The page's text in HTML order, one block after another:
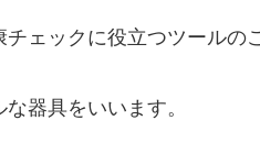
チェックに役立つツールの
器具をいいます。